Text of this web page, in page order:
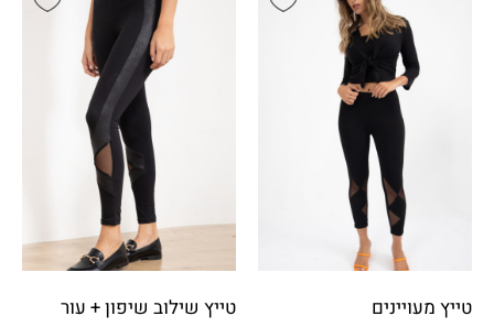
טייץ מעויינים טייץ שילוב שיפון + עור